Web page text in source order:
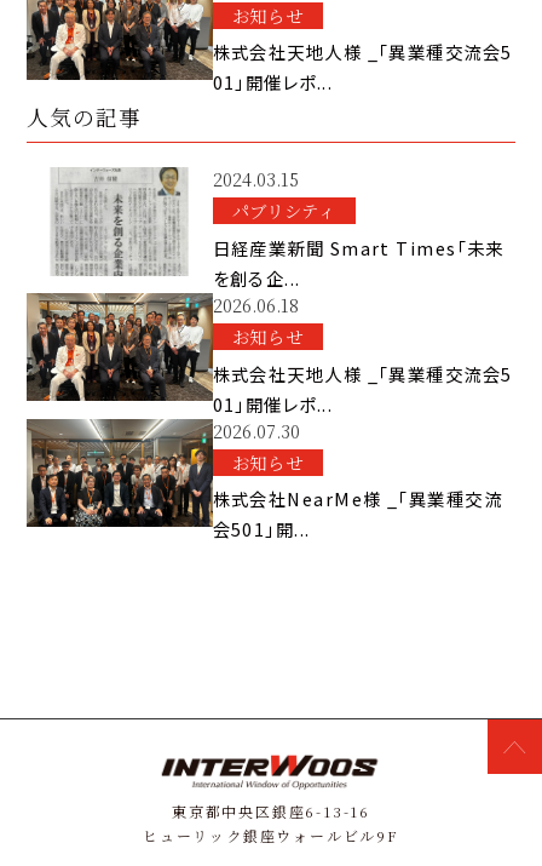
お知らせ
株式会社天地人様 _「異業種交流会5
01」開催レポ...
人気の記事
2024.03.15
パブリシティ
日経産業新聞 Smart Times「未来
を創る企...
2026.06.18
お知らせ
株式会社天地人様 _「異業種交流会5
01」開催レポ...
2026.07.30
お知らせ
株式会社NearMe様 _「異業種交流
会501」開...
東京都中央区銀座6-13-16
ヒューリック銀座ウォールビル9F